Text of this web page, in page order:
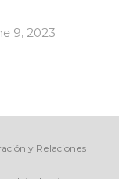
9, 2023
y Relaciones